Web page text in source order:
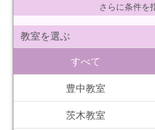
さらに条件を
教室を選ぶ
すべて
豊中教室
茨木教室